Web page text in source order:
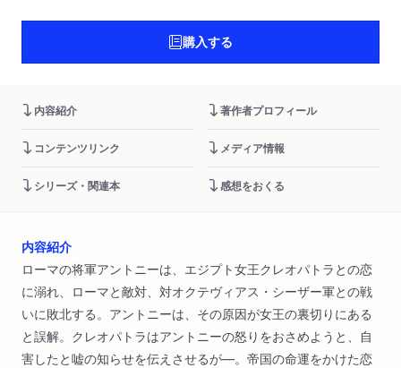
購入する
内容紹介 著作者プロフィール
コンテンツリンク メディア情報
シリーズ・関連本 感想をおくる
内容紹介
ローマの将軍アントニーは、エジプト女王クレオパトラとの恋
に溺れ、ローマと敵対、対オクテヴィアス・シーザー軍との戦
いに敗北する。アントニーは、その原因が女王の裏切りにある
と誤解。クレオパトラはアントニーの怒りをおさめようと、自
害したと嘘の知らせを伝えさせるが―。帝国の命運をかけた恋